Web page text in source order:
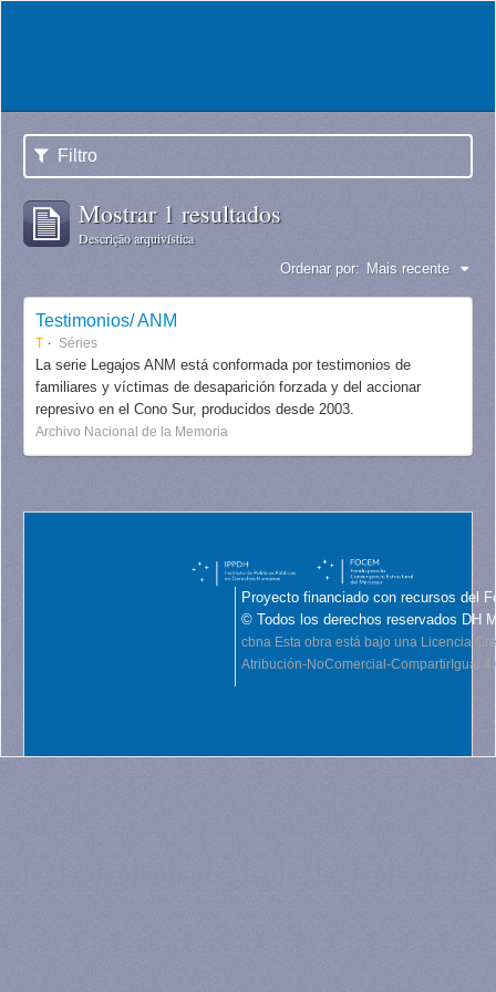
Filtro
Mostrar 1 resultados
Descrição arquivística
Ordenar por: Mais recente
Testimonios/ ANM
T Séries
La serie Legajos ANM está conformada por testimonios de
familiares y víctimas de desaparición forzada y del accionar
represivo en el Cono Sur, producidos desde 2003.
Archivo Nacional de la Memoria
Proyecto financiado con recursos del
© Todos los derechos reservados DH
cbna Esta obra está bajo una Licencia
Atribución-NoComercial-CompartirIgual